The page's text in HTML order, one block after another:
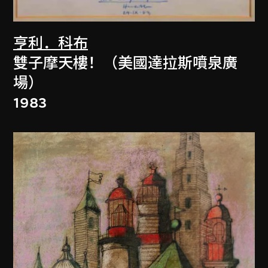
亨利．科布
雙子摩天樓！（美國達拉斯噴泉廣
場）
1983